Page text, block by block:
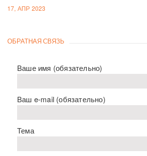
17, АПР 2023
ОБРАТНАЯ СВЯЗЬ
Ваше имя (обязательно)
Ваш e-mail (обязательно)
Тема